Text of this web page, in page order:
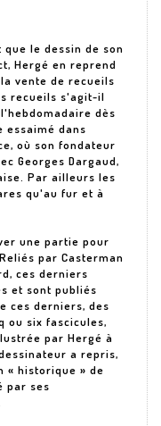
le dessin de son
Hergé en reprend
vente de recueils
recueils s'agit-il
dès
essaimé dans
où son fondateur
Georges Dargaud,
Par ailleurs les
qu'au fur et à
une partie pour
par Casterman
ces derniers
et sont publiés
ces derniers, des
ou six fascicules,
par Hergé à
a repris,
« historique » de
par ses